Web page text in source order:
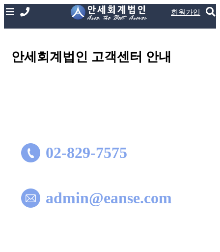
회원가입
안세회계법인 고객센터 안내
02-829-7575
admin@eanse.com